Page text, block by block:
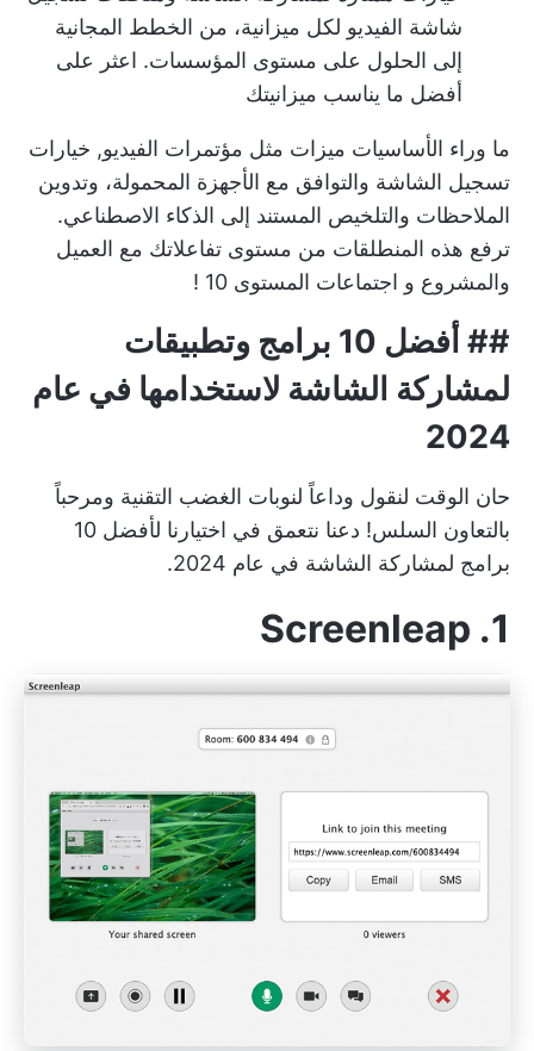
شاشة الفيديو لكل ميزانية، من الخطط المجانية
إلى الحلول على مستوى المؤسسات. اعثر على
أفضل ما يناسب ميزانيتك
ما وراء الأساسيات ميزات مثل مؤتمرات الفيديو, خيارات
تسجيل الشاشة والتوافق مع الأجهزة المحمولة، وتدوين
الملاحظات والتلخيص المستند إلى الذكاء الاصطناعي.
ترفع هذه المنطلقات من مستوى تفاعلاتك مع العميل
والمشروع و اجتماعات المستوى 10 !
## أفضل 10 برامج وتطبيقات
لمشاركة الشاشة لاستخدامها في عام
2024
حان الوقت لنقول وداعاً لنوبات الغضب التقنية ومرحباً
بالتعاون السلس! دعنا نتعمق في اختيارنا لأفضل 10
برامج لمشاركة الشاشة في عام 2024.
1. Screenleap